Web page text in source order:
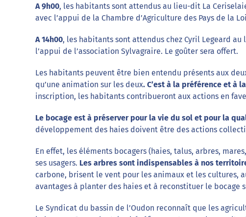
A 9h00, les habitants sont attendus au lieu-dit La
avec l’appui de la Chambre d’Agriculture des Pays de la
A 14h00, les habitants sont attendus chez Cyril Legeard
l’appui de l’association Sylvagraire. Le goûter sera offert.
Les habitants peuvent être bien entendu présents aux
qu’une animation sur les deux. C’est à la préférence et à
inscription, les habitants contribueront aux actions en
Le bocage est à préserver pour la vie du sol et pour la
développement des haies doivent être des actions
En effet, les éléments bocagers (haies, talus, arbres,
ses usagers. Les arbres sont indispensables à nos
carbone, brisent le vent pour les animaux et les cultures,
avantages à planter des haies et à reconstituer le bocage
Le Syndicat du bassin de l’Oudon reconnaît que les